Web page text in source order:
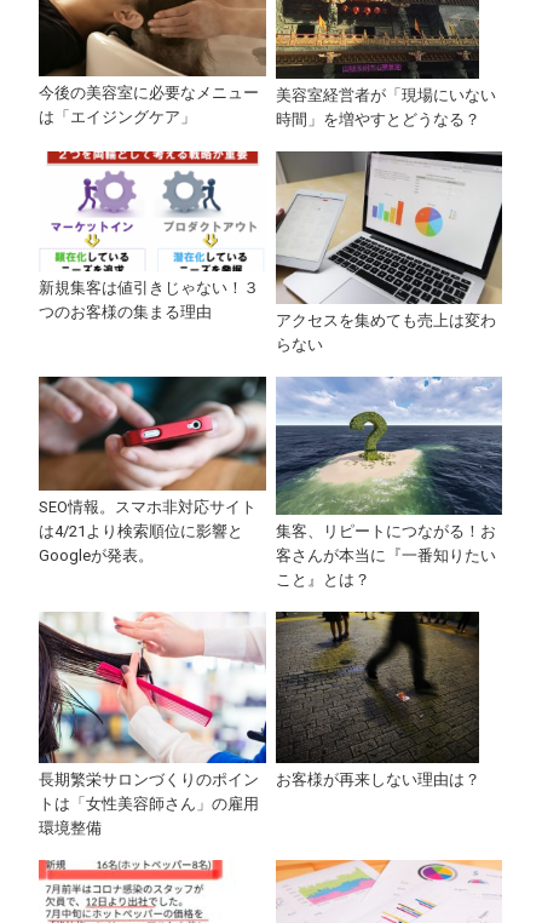
今後の美容室に必要なメニュー
は「エイジングケア」
美容室経営者が「現場にいない
時間」を増やすとどうなる？
新規集客は値引きじゃない！３
つのお客様の集まる理由
アクセスを集めても売上は変わ
らない
SEO情報。スマホ非対応サイト
は4/21より検索順位に影響と
Googleが発表。
集客、リピートにつながる！お
客さんが本当に『一番知りたい
こと』とは？
長期繁栄サロンづくりのポイン
トは「女性美容師さん」の雇用
環境整備
お客様が再来しない理由は？